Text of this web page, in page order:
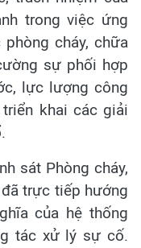
trong việc ứng
cháy, chữa
sự phối hợp
lực lượng công
khai các giải
sát Phòng cháy,
trực tiếp hướng
của hệ thống
tác xử lý sự cố.